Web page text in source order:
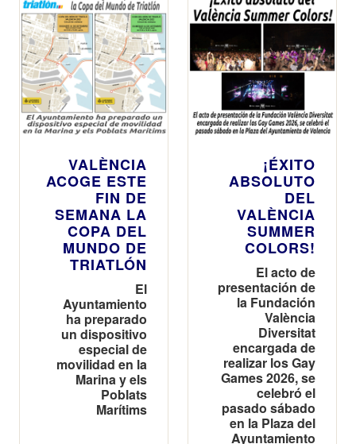
VALÈNCIA
ACOGE ESTE
FIN DE
SEMANA LA
COPA DEL
MUNDO DE
TRIATLÓN
El
Ayuntamiento
ha preparado
un dispositivo
especial de
movilidad en la
Marina y els
Poblats
Marítims
¡ÉXITO
ABSOLUTO
DEL
VALÈNCIA
SUMMER
COLORS!
El acto de
presentación de
la Fundación
València
Diversitat
encargada de
realizar los Gay
Games 2026, se
celebró el
pasado sábado
en la Plaza del
Ayuntamiento